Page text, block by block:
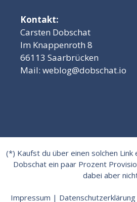
Kontakt:
Carsten Dobschat
Im Knappenroth 8
66113 Saarbrücken
Mail: weblog@dobschat.io
(*) Kaufst du über einen solchen
Dobschat ein paar Prozent
dabei aber
Impressum | Datenschutzerklärung